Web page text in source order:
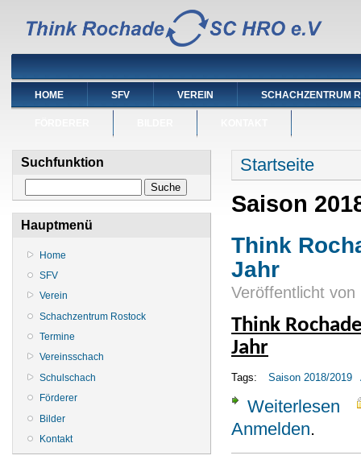
HOME SFV VEREIN SCHACHZENTRUM
Suchfunktion
Hauptmenü
Home
SFV
Verein
Schachzentrum Rostock
Termine
Vereinsschach
Schulschach
Förderer
Bilder
Kontakt
Sie sind hier
Startseite
Saison
Think
Jahr
Veröffentlicht von
Think
Jahr
Tags: Saison 2018/2019
Weiterlesen
Anmelden.